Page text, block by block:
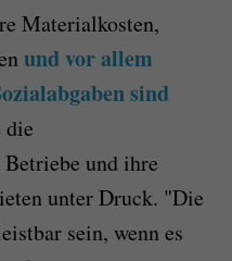
Materialkosten,
und vor allem
sind
die
und ihre
unter Druck. "Die
sein, wenn es